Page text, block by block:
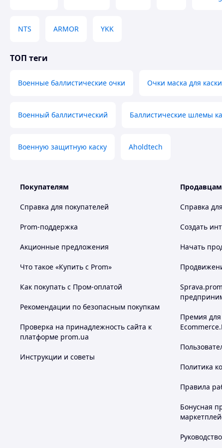
NTS ARMOR YKK
ТОП теги
Военные баллистические очки Очки маска для каски
Военный баллистический Баллистические шлемы
Военную защитную каску Aholdtech
Покупателям
Справка для покупателей
Prom-поддержка
Акционные предложения
Что такое «Купить с Prom»
Как покупать с Пром-оплатой
Рекомендации по безопасным покупкам
Проверка на принадлежность сайта к
платформе prom.ua
Инструкции и советы
Продавцам
Справка
Создать
Начать
Премия
Политика
Правила
Бонусная